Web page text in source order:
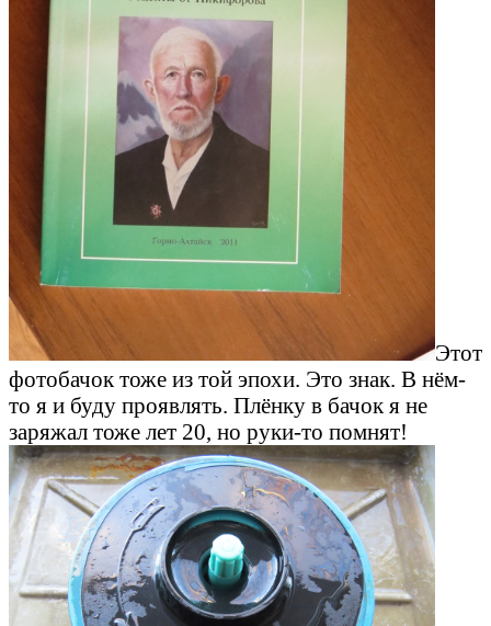
Этот
фотобачок тоже из той эпохи. Это знак. В нём-
то я и буду проявлять. Плёнку в бачок я не
заряжал тоже лет 20, но руки-то помнят!